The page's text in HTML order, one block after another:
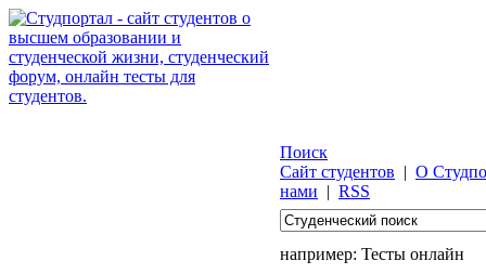
Поиск
Сайт студентов | О
нами | RSS
например: Тесты онлайн